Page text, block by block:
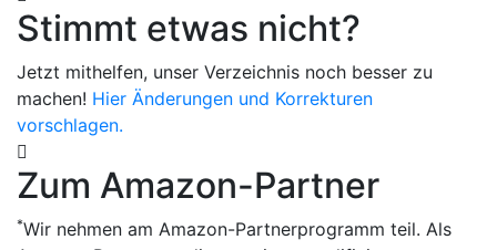
Stimmt etwas nicht?
Jetzt mithelfen, unser Verzeichnis noch besser zu
machen! Hier Änderungen und Korrekturen
vorschlagen.
Zum Amazon-Partner
*Wir nehmen am Amazon-Partnerprogramm teil. Als